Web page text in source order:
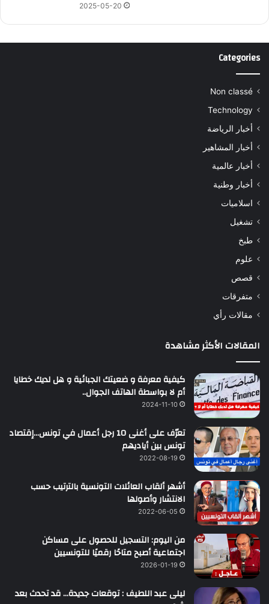
2025-05-20
Categories
Non classé
Technology
أخبار الرياضة
أخبار المشاهير
أخبار عالمية
أخبار وطنية
اسلاميات
تشغيل
طبخ
علوم
قصص
متفرقات
مقالات رأي
المقالات الأكثر مشاهدة
كيفية معرفة و ضعيتك الجبائية و هل لديك خطايا
أم لا بواسطة الهاتف الجوال..
2024-11-10
تعرّف على أغنى 10 رجل أعمال في تونس…إقتصاد
تونس بين أياديهم
2022-08-19
أشهر ألقاب العائلات التونسية بالترتيب حسب
الانتشار وأصولها
2022-06-05
من اليوم: التسجيل للحصول على مساكن
اجتماعية أصبح متاحًا رقميًا للتونسيين
2026-01-19
ليلى عبد اللطيف : توقعات جديدة… قد تحدث بعد